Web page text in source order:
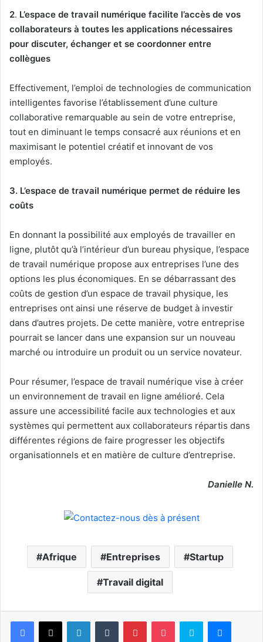
2. L’espace de travail numérique facilite l’accès de vos
collaborateurs à toutes les applications nécessaires
pour discuter, échanger et se coordonner entre
collègues
Effectivement, l’emploi de technologies de communication
intelligentes favorise l’établissement d’une culture
collaborative remarquable au sein de votre entreprise,
tout en diminuant le temps consacré aux réunions et en
maximisant le potentiel créatif et innovant de vos
employés.
3. L’espace de travail numérique permet de réduire les
coûts
En donnant la possibilité aux employés de travailler en
ligne, plutôt qu’à l’intérieur d’un bureau physique, l’espace
de travail numérique propose aux entreprises l’une des
options les plus économiques. En se débarrassant des
coûts de gestion d’un espace de travail physique, les
entreprises ont ainsi une réserve de budget à investir
dans d’autres projets. De cette manière, votre entreprise
pourrait se lancer dans une expansion sur un nouveau
marché ou introduire un produit ou un service novateur.
Pour résumer, l’espace de travail numérique vise à créer
un environnement de travail en ligne amélioré. Cela
assure une accessibilité facile aux technologies et aux
systèmes qui permettent aux collaborateurs répartis dans
différentes régions de faire progresser les objectifs
organisationnels et en matière de culture d’entreprise.
Danielle N.
Afrique Entreprises Startup
Travail digital
Facebook
X LinkedinTumblr PinterestPocket Skype